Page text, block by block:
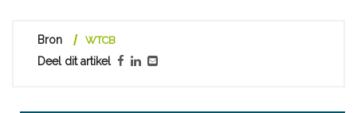
Bron WTCB
Deel dit artikel